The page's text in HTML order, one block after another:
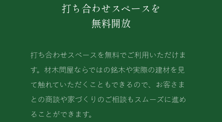
打ち合わせスペースを
無料開放
打ち合わせスペースを無料でご利用いただけま
す。材木問屋ならではの銘木や実際の建材を見
て触れていただくこともできるので、お客さま
との商談や家づくりのご相談もスムーズに進め
ることができます。